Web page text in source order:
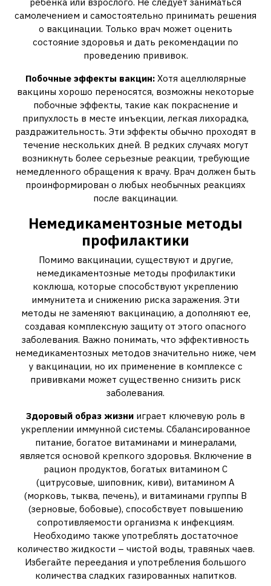
самолечением и самостоятельно принимать решения
о вакцинации. Только врач может оценить
состояние здоровья и дать рекомендации по
проведению прививок.
Побочные эффекты вакцин:Хотя ацеллюлярные
вакцины хорошо переносятся, возможны некоторые
побочные эффекты, такие как покраснение и
припухлость в месте инъекции, легкая лихорадка,
раздражительность. Эти эффекты обычно проходят в
течение нескольких дней. В редких случаях могут
возникнуть более серьезные реакции, требующие
немедленного обращения к врачу. Врач должен быть
проинформирован о любых необычных реакциях
после вакцинации.
Немедикаментозные методы
профилактики
Помимо вакцинации, существуют и другие,
немедикаментозные методы профилактики
коклюша, которые способствуют укреплению
иммунитета и снижению риска заражения. Эти
методы не заменяют вакцинацию, а дополняют ее,
создавая комплексную защиту от этого опасного
заболевания. Важно понимать, что эффективность
немедикаментозных методов значительно ниже, чем
у вакцинации, но их применение в комплексе с
прививками может существенно снизить риск
заболевания.
Здоровый образ жизни играет ключевую роль в
укреплении иммунной системы. Сбалансированное
питание, богатое витаминами и минералами,
является основой крепкого здоровья. Включение в
рацион продуктов, богатых витамином С
(цитрусовые, шиповник, киви), витамином А
(морковь, тыква, печень), и витаминами группы В
(зерновые, бобовые), способствует повышению
сопротивляемости организма к инфекциям.
Необходимо также употреблять достаточное
количество жидкости – чистой воды, травяных чаев.
Избегайте переедания и употребления большого
количества сладких газированных напитков.